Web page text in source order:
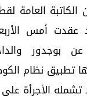
العامة
أمس
بوجدور
نظام
تشمله الأجرأة